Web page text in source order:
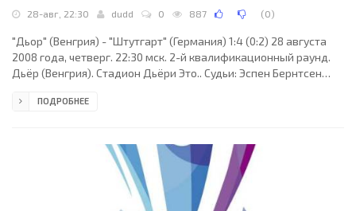
28-авг, 22:30 dudd 0 887 (0)
"Дьор" (Венгрия) - "Штутгарт" (Германия) 1:4 (0:2) 28 августа
2008 года, четверг. 22:30 мск. 2-й квалификационный раунд.
Дьёр (Венгрия). Стадион Дьёри Это.. Судьи: Эспен Бернтсен
Норвегия). Резервный: Свейн-Эрик Эдвартсен (Норвегия).
Вольди, 57), Дьердь Йожи, Золтан Боор (Боян Брнович, 73),
Томаш Кольтои, Петер Байзат,
ПОДРОБНЕЕ